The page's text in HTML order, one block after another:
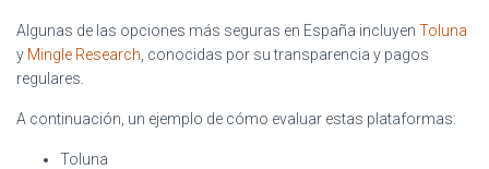
Algunas de las opciones más seguras en España incluyen Toluna
y Mingle Research , conocidas por su transparencia y pagos
regulares.
A continuación, un ejemplo de cómo evaluar estas plataformas:
Toluna